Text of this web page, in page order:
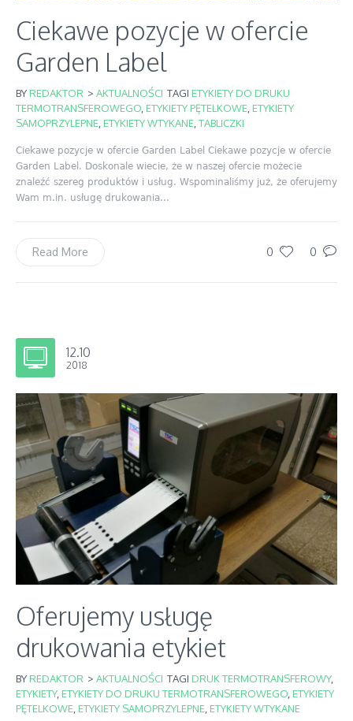
Ciekawe pozycje w ofercie
Garden Label
BYREDAKTOR > AKTUALNOŚCI TAGI ETYKIETY DO DRUKU
TERMOTRANSFEROWEGO ETYKIETY PĘTELKOWE ETYKIETY
SAMOPRZYLEPNE ETYKIETY WTYKANE TABLICZKI
Ciekawe pozycje w ofercie Garden Label Ciekawe pozycje w ofercie
Garden Label. Doskonale wiecie, że w naszej ofercie możecie
znaleźć szereg produktów i usług. Wspominaliśmy już, że oferujemy
Wam m.in. usługę drukowania...
0 0
Read More
12.10
2018
Oferujemy usługę
drukowania etykiet
BYREDAKTOR > AKTUALNOŚCI TAGI DRUK TERMOTRANSFEROWY,
ETYKIETY,ETYKIETY DO DRUKU TERMOTRANSFEROWEGO,ETYKIETY
PĘTELKOWE,ETYKIETY SAMOPRZYLEPNE,ETYKIETY WTYKANE